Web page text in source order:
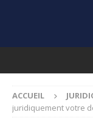
ACCUEIL
juridiquement votre